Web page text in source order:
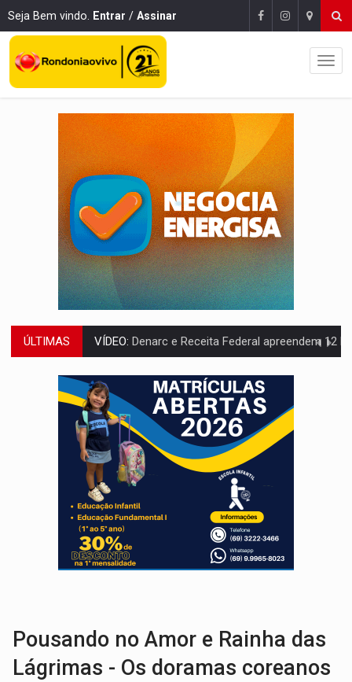
Seja Bem vindo. Entrar / Assinar
ÚLTIMAS OPERAÇÃO DA PC:Membros do CV são presos com armas e drogas após
ENTRADA GRATUITA:Espetáculo As Marias Somos Nós será
VÍDEO:Três são presos após furto de motocicleta em frente
CELEBRAÇÃO:Cerejeiras completa 43 anos de emancipação com
SAÚDE:Anvisa desmente boato sobre presença de plástico ou
VÍDEO: Pitbulls fogem de residência e atacam casal de idosos
AÇÃO CONJUNTA: Forças policiais apreendem cerca de 1kg de
PF ESTÁ APURANDO: Flávio Bolsonaro escolhe Alfredo Gaspar como vice, alvo de
Pousando no Amor e Rainha das
Lágrimas - Os doramas coreanos